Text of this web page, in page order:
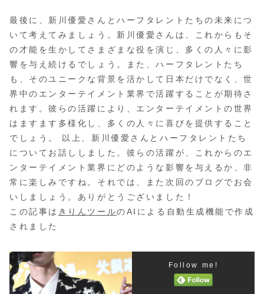
最後に、新川優愛さんとハーフタレントたちの未来につ
いて考えてみましょう。新川優愛さんは、これからもそ
の才能を生かしてさまざまな役を演じ、多くの人々に影
響を与え続けるでしょう。また、ハーフタレントたち
も、そのユニークな背景を活かして日本だけでなく、世
界中のエンターテイメント業界で活躍することが期待さ
れます。彼らの活躍により、エンターテイメントの世界
はますます多様化し、多くの人々に喜びを提供すること
でしょう。 以上、新川優愛さんとハーフタレントたち
についてお話ししました。彼らの活躍が、これからのエ
ンターテイメント業界にどのような影響を与えるか、非
常に楽しみですね。それでは、また次回のブログでお会
いしましょう。ありがとうございました！
この記事は きりんツールのAIによる自動生成機能で作成
されました
Follow me!